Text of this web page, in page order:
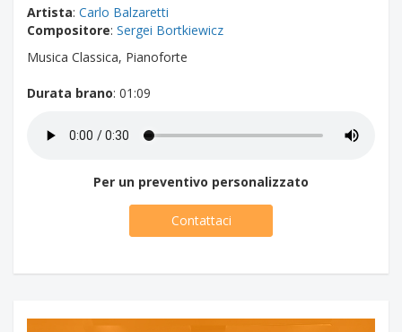
Artista: Carlo Balzaretti
Compositore: Sergei Bortkiewicz
Musica Classica, Pianoforte
Durata brano: 01:09
Per un preventivo personalizzato
Contattaci